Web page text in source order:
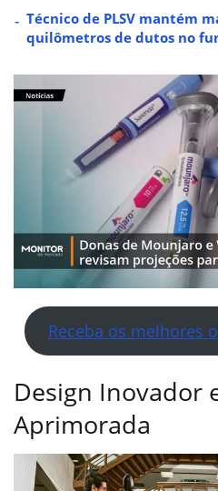
Técnico de PLSV mantém
quilômetros de dutos no
Receba os melhores
Design Inovador
Aprimorada